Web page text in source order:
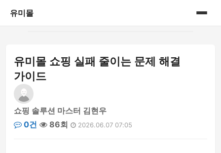
유미몰
온라인 쇼핑몰
유미몰 쇼핑 실패 줄이는 문제 해결
가이드
쇼핑 솔루션 마스터 김현우
0건
86회 2026.06.07 07:05